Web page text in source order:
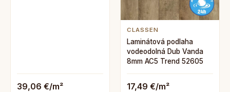
39,06 €/m²
CLASSEN
Laminátová podlaha
vodeodolná Dub Vanda
8mm AC5 Trend 52605
17,49 €/m²